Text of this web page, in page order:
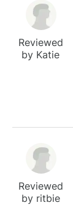
Reviewed
by Katie
Reviewed
by ritbie